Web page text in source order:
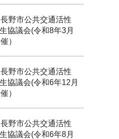
野市公共交通活性
協議会(令和8年3月
）
野市公共交通活性
協議会(令和6年12月
）
野市公共交通活性
協議会(令和6年8月